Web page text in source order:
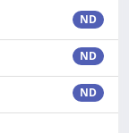
ND
ND
ND